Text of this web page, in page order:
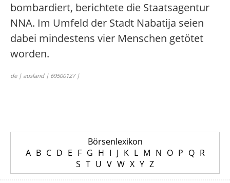
bombardiert, berichtete die Staatsagentur
NNA. Im Umfeld der Stadt Nabatija seien
dabei mindestens vier Menschen getötet
worden.
de | ausland | 69500127 |
Börsenlexikon
A B C D E F G H I J K L M N O P Q R
S T U V W X Y Z